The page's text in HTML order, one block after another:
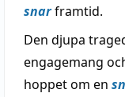
snarframtid.
Den djupa
engagemang
hoppet om en